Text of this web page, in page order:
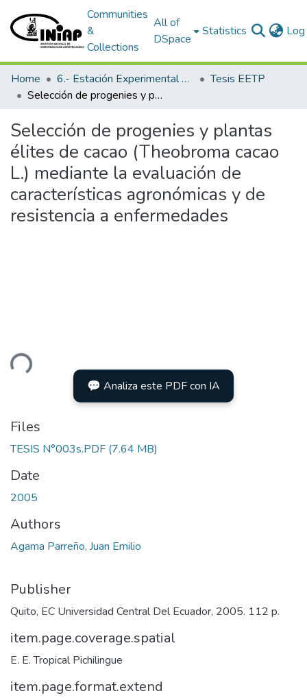
Communities
&
Collections
All of
DSpace
Statistics
Home 6.- Estación Experimental Tropical Pichilingue
Tesis EETP
Selección de progenies y plantas élites de cacao (Theobroma cacao L.) mediante la evaluación de características agronómicas y de resistencia a enfermedades
Selección de progenies y plantas
élites de cacao (Theobroma cacao
L.) mediante la evaluación de
características agronómicas y de
resistencia a enfermedades
💬 Analiza este PDF con IA
Files
TESIS N°003s.PDF (7.64 MB)
Date
2005
Authors
Agama Parreño, Juan Emilio
Publisher
Quito, EC Universidad Central Del Ecuador, 2005. 112 p.
item.page.coverage.spatial
E. E. Tropical Pichilingue
item.page.format.extend